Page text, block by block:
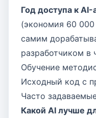
Год доступа к AI-
(экономия 60
самим
разработчиком в
Обучение
Исходный код с
Часто
Какой AI лучше